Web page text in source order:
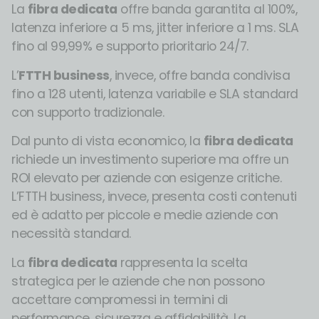
La fibra dedicata offre banda garantita al 100%,
latenza inferiore a 5 ms, jitter inferiore a 1 ms. SLA
fino al 99,99% e supporto prioritario 24/7.
L’FTTH business, invece, offre banda condivisa
fino a 128 utenti, latenza variabile e SLA standard
con supporto tradizionale.
Dal punto di vista economico, la fibra dedicata
richiede un investimento superiore ma offre un
ROI elevato per aziende con esigenze critiche.
L’FTTH business, invece, presenta costi contenuti
ed è adatto per piccole e medie aziende con
necessità standard.
La fibra dedicata rappresenta la scelta
strategica per le aziende che non possono
accettare compromessi in termini di